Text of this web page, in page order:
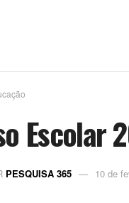
Escolar
PESQUISA 365 10 de